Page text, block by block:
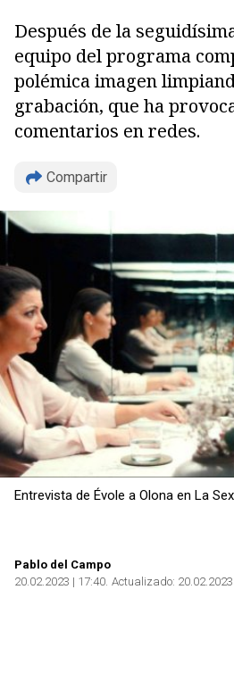
Después de la
equipo del programa
polémica imagen
grabación, que ha
comentarios en redes.
Compartir
Copiar
Entrevista de Évole a Olona en La
Pablo del Campo
20.02.2023 | 17:40 Actualizado: